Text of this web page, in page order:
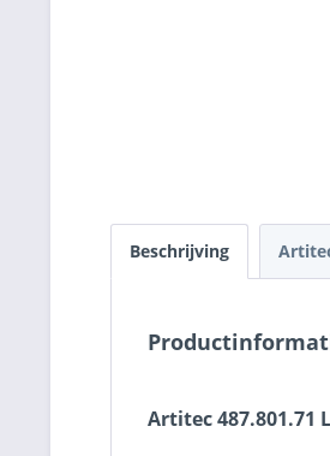
Beschrijving
Artitec 487.801.71